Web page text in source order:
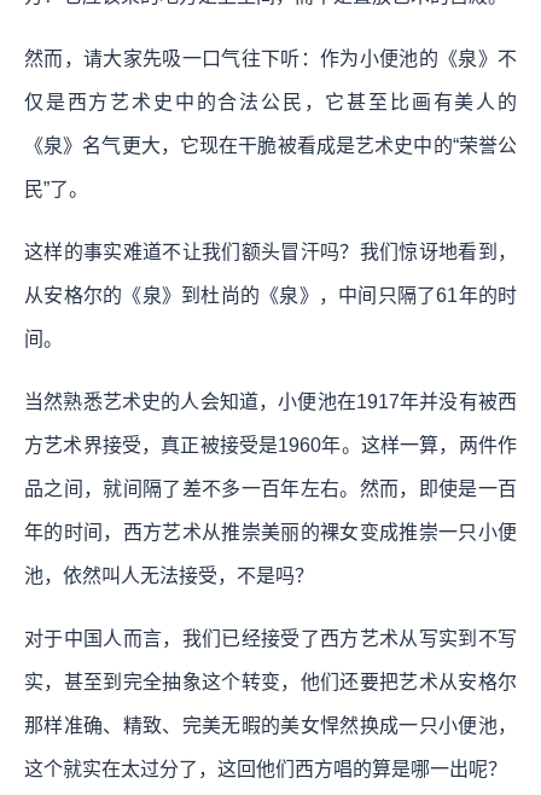
然而，请大家先吸一口气往下听：作为小便池的《泉》不
仅是西方艺术史中的合法公民，它甚至比画有美人的
《泉》名气更大，它现在干脆被看成是艺术史中的“荣誉公
民”了。
这样的事实难道不让我们额头冒汗吗？我们惊讶地看到，
从安格尔的《泉》到杜尚的《泉》，中间只隔了61年的时
间。
当然熟悉艺术史的人会知道，小便池在1917年并没有被西
方艺术界接受，真正被接受是1960年。这样一算，两件作
品之间，就间隔了差不多一百年左右。然而，即使是一百
年的时间，西方艺术从推崇美丽的裸女变成推崇一只小便
池，依然叫人无法接受，不是吗？
对于中国人而言，我们已经接受了西方艺术从写实到不写
实，甚至到完全抽象这个转变，他们还要把艺术从安格尔
那样准确、精致、完美无暇的美女悍然换成一只小便池，
这个就实在太过分了，这回他们西方唱的算是哪一出呢？